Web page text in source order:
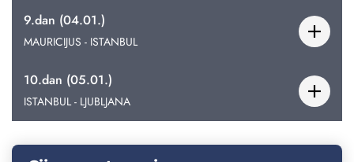
9.dan (04.01.)
MAURICIJUS - ISTANBUL
10.dan (05.01.)
ISTANBUL - LJUBLJANA